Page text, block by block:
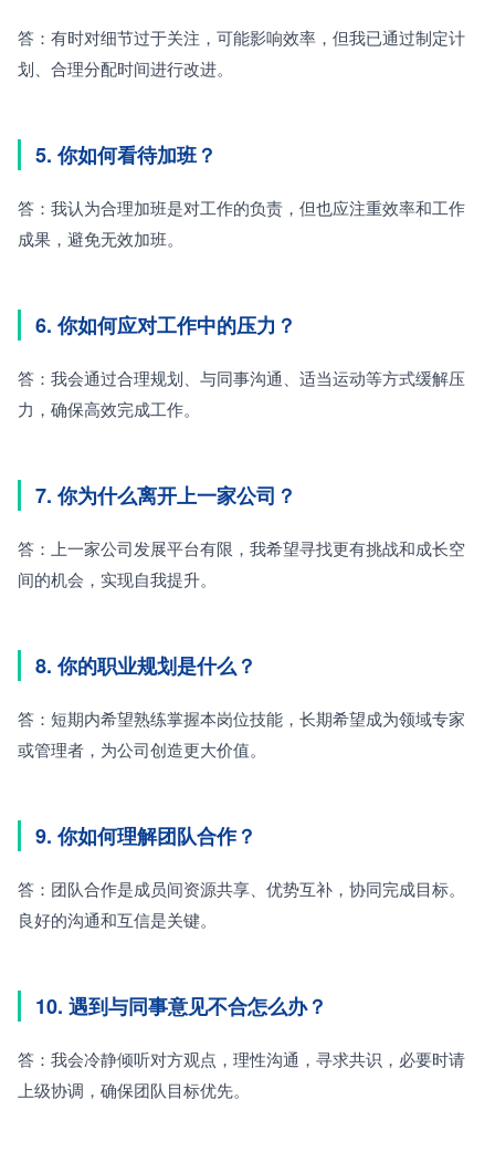
答：有时对细节过于关注，可能影响效率，但我已通过制定计
划、合理分配时间进行改进。
5. 你如何看待加班？
答：我认为合理加班是对工作的负责，但也应注重效率和工作
成果，避免无效加班。
6. 你如何应对工作中的压力？
答：我会通过合理规划、与同事沟通、适当运动等方式缓解压
力，确保高效完成工作。
7. 你为什么离开上一家公司？
答：上一家公司发展平台有限，我希望寻找更有挑战和成长空
间的机会，实现自我提升。
8. 你的职业规划是什么？
答：短期内希望熟练掌握本岗位技能，长期希望成为领域专家
或管理者，为公司创造更大价值。
9. 你如何理解团队合作？
答：团队合作是成员间资源共享、优势互补，协同完成目标。
良好的沟通和互信是关键。
10. 遇到与同事意见不合怎么办？
答：我会冷静倾听对方观点，理性沟通，寻求共识，必要时请
上级协调，确保团队目标优先。